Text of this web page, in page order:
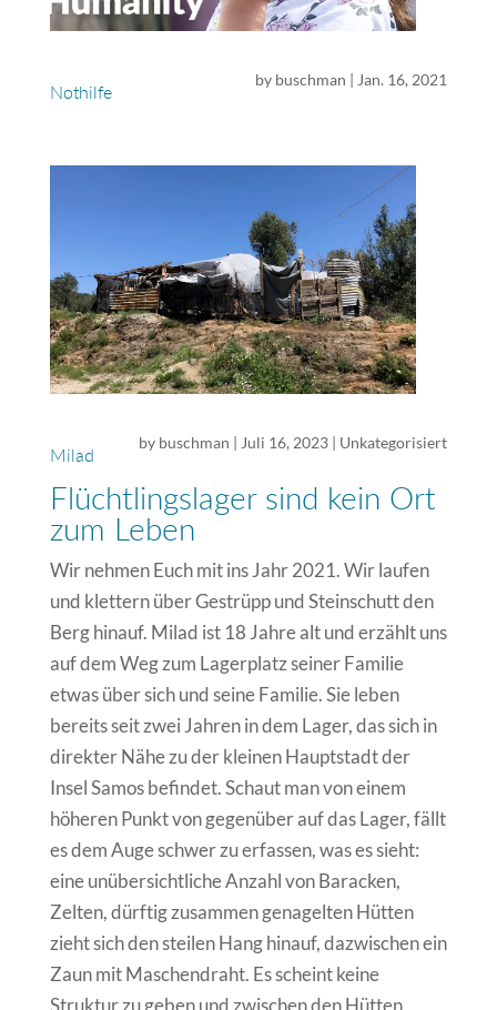
Nothilfe
by buschman | Jan. 16, 2021
Milad
by buschman | Juli 16, 2023 | Unkategorisiert
Flüchtlingslager sind kein Ort
zum Leben
Wir nehmen Euch mit ins Jahr 2021. Wir laufen
und klettern über Gestrüpp und Steinschutt den
Berg hinauf. Milad ist 18 Jahre alt und erzählt uns
auf dem Weg zum Lagerplatz seiner Familie
etwas über sich und seine Familie. Sie leben
bereits seit zwei Jahren in dem Lager, das sich in
direkter Nähe zu der kleinen Hauptstadt der
Insel Samos befindet. Schaut man von einem
höheren Punkt von gegenüber auf das Lager, fällt
es dem Auge schwer zu erfassen, was es sieht:
eine unübersichtliche Anzahl von Baracken,
Zelten, dürftig zusammen genagelten Hütten
zieht sich den steilen Hang hinauf, dazwischen ein
Zaun mit Maschendraht. Es scheint keine
Struktur zu geben und zwischen den Hütten